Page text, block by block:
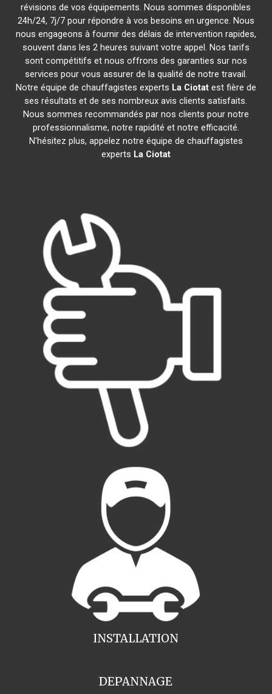
révisions de vos équipements. Nous sommes disponibles
24h/24, 7j/7 pour répondre à vos besoins en urgence. Nous
nous engageons à fournir des délais de intervention rapides,
souvent dans les 2 heures suivant votre appel. Nos tarifs
sont compétitifs et nous offrons des garanties sur nos
services pour vous assurer de la qualité de notre travail.
Notre équipe de chauffagistes experts La Ciotatest fière de
ses résultats et de ses nombreux avis clients satisfaits.
Nous sommes recommandés par nos clients pour notre
professionnalisme, notre rapidité et notre efficacité.
N'hésitez plus, appelez notre équipe de chauffagistes
experts La Ciotat
INSTALLATION
DEPANNAGE